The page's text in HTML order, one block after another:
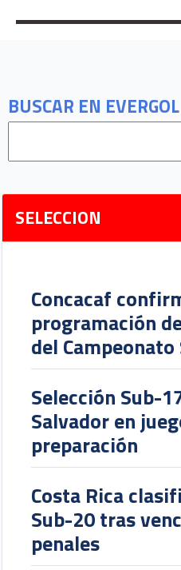
BUSCAR EN EVERGOL
SELECCION
Concacaf
programación
del
Selección Sub-
Salvador en
preparación
Costa Rica
Sub-20 tras
penales